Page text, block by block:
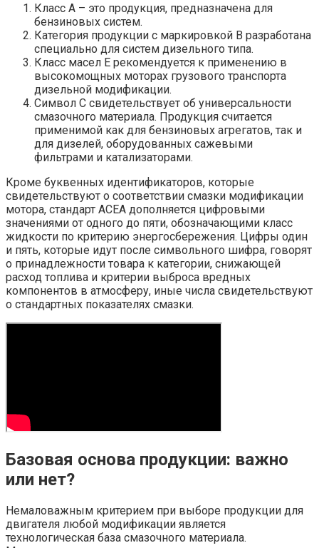
Класс A – это продукция, предназначена для
бензиновых систем.
Категория продукции с маркировкой B разработана
специально для систем дизельного типа.
Класс масел E рекомендуется к применению в
высокомощных моторах грузового транспорта
дизельной модификации.
Символ C свидетельствует об универсальности
смазочного материала. Продукция считается
применимой как для бензиновых агрегатов, так и
для дизелей, оборудованных сажевыми
фильтрами и катализаторами.
Кроме буквенных идентификаторов, которые
свидетельствуют о соответствии смазки модификации
мотора, стандарт ACEA дополняется цифровыми
значениями от одного до пяти, обозначающими класс
жидкости по критерию энергосбережения. Цифры один
и пять, которые идут после символьного шифра, говорят
о принадлежности товара к категории, снижающей
расход топлива и критерии выброса вредных
компонентов в атмосферу, иные числа свидетельствуют
о стандартных показателях смазки.
Базовая основа продукции: важно
или нет?
Немаловажным критерием при выборе продукции для
двигателя любой модификации является
технологическая база смазочного материала.